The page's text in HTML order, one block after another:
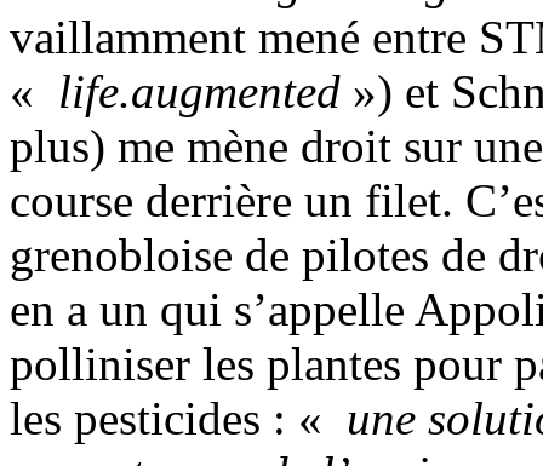
vaillamment mené entre
« life.augmented ») et
plus) me mène droit sur
course derrière un filet.
grenobloise de pilotes de
en a un qui s’appelle
polliniser les plantes pour
les pesticides : « une